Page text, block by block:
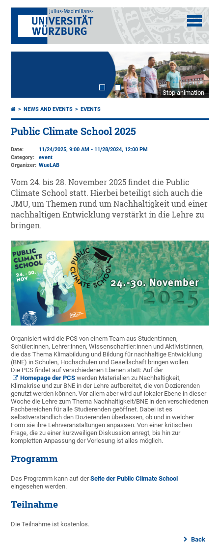
Stop animation
NEWS AND EVENTS EVENTS
Public Climate School 2025
Date:
11/24/2025, 9:00 AM - 11/28/2024, 12:00 PM
Category:
event
Organizer: WueLAB
Vom 24. bis 28. November 2025 findet die Public
Climate School statt. Hierbei beteiligt sich auch die
JMU, um Themen rund um Nachhaltigkeit und einer
nachhaltigen Entwicklung verstärkt in die Lehre zu
bringen.
Organisiert wird die PCS von einem Team aus Student:innen,
Schüler:innen, Lehrer:innen, Wissenschaftler:innen und Aktivist:innen,
die das Thema Klimabildung und Bildung für nachhaltige Entwicklung
(BNE) in Schulen, Hochschulen und Gesellschaft bringen wollen.
Die PCS findet auf verschiedenen Ebenen statt: Auf der
Homepage der PCS werden Materialien zu Nachhaltigkeit,
Klimakrise und zur BNE in der Lehre aufbereitet, die von Dozierenden
genutzt werden können. Vor allem aber wird auf lokaler Ebene in dieser
Woche die Lehre zum Thema Nachhaltigkeit/BNE in den verschiedenen
Fachbereichen für alle Studierenden geöffnet. Dabei ist es
selbstverständlich den Dozierenden überlassen, ob und in welcher
Form sie ihre Lehrveranstaltungen anpassen. Von einer kritischen
Frage, die zu einer kurzweiligen Diskussion anregt, bis hin zur
kompletten Anpassung der Vorlesung ist alles möglich.
Programm
Das Programm kann auf derSeite der Public Climate School
eingesehen werden.
Teilnahme
Die Teilnahme ist kostenlos.
Back